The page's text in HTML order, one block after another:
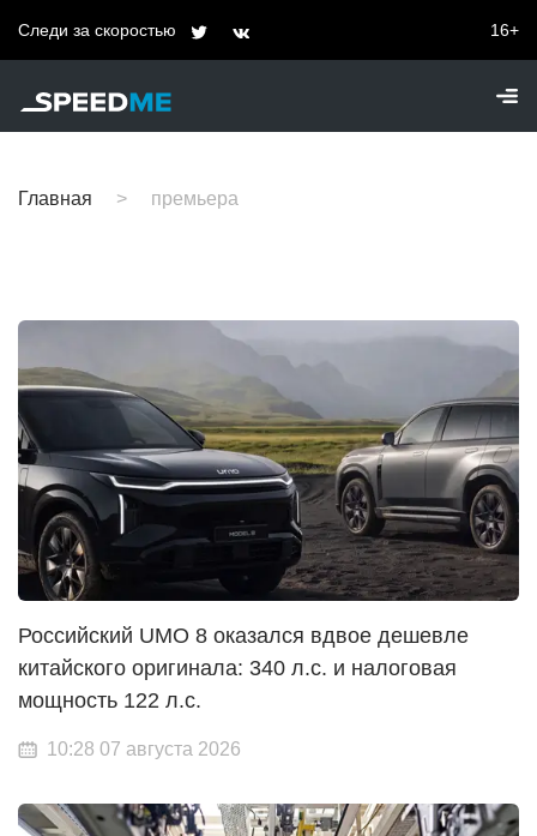
Следи за скоростью 16+
Главная премьера
Российский UMO 8 оказался вдвое дешевле
китайского оригинала: 340 л.с. и налоговая
мощность 122 л.с.
10:28 07 августа 2026